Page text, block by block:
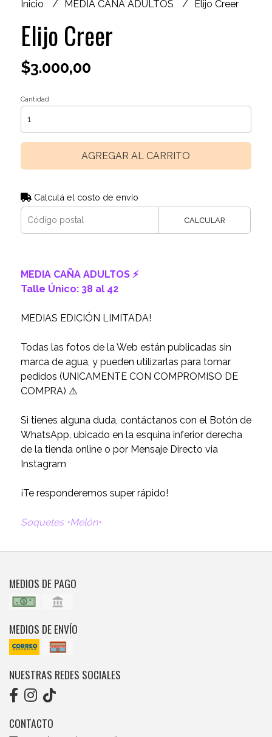
Inicio MEDIA CAÑA ADULTOS Elijo Creer
Elijo Creer
$3.000,00
Cantidad
AGREGAR AL CARRITO
Calculá el costo de envío
CALCULAR
MEDIA CAÑA ADULTOS ⚡️
Talle Único: 38 al 42
MEDIAS EDICIÓN LIMITADA!
Todas las fotos de la Web están publicadas sin
marca de agua, y pueden utilizarlas para tomar
pedidos (UNICAMENTE CON COMPROMISO DE
COMPRA) ⚠️
Si tienes alguna duda, contáctanos con el Botón de
WhatsApp, ubicado en la esquina inferior derecha
de la tienda online o por Mensaje Directo via
Instagram
¡Te responderemos super rápido!
Soquetes •Melón•
MEDIOS DE PAGO
MEDIOS DE ENVÍO
NUESTRAS REDES SOCIALES
CONTACTO